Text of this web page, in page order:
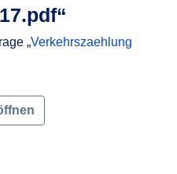
„Verkehrszaehlung